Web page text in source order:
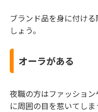
ブランド品を身に付け
しょう。
オーラがある
夜職の方はファッショ
に周囲の目を惹いてしま